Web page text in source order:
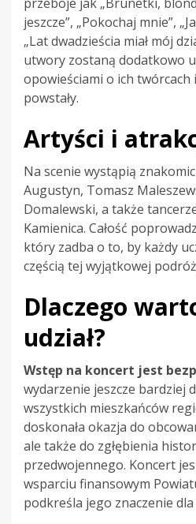
jeszcze”, „Pokochaj mnie”,
„Lat dwadzieścia miał mój
utwory zostaną dodatkowo
opowieściami o ich twórcach
powstały.
Artyści i
Na scenie wystąpią
Augustyn, Tomasz
Domalewski, a także
Kamienica. Całość
który zadba o to, by każdy
częścią tej wyjątkowej
Dlaczego
udział?
Wstęp na koncert jest
wydarzenie jeszcze bardziej
wszystkich mieszkańców
doskonała okazja do
ale także do zgłębienia
przedwojennego. Koncert
wsparciu finansowym
podkreśla jego znaczenie